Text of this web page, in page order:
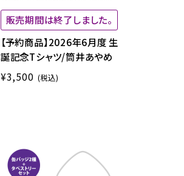
販売期間は終了しました。
【予約商品】2026年6月度 生
誕記念Tシャツ/筒井あやめ
¥3,500 (税込)